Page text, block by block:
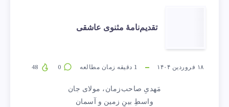
آیهٔ
۱)
تقدیم‌نامهٔ
عاشقی
تقدیم‌نامهٔ مثنوی عاشقی
۱۸ فروردین ۱۴۰۴ 1 دقیقه زمان مطالعه 0
مَهدیِ صاحب‌زمان، مولای جان
واسطِ بینِ زمین و آسمان